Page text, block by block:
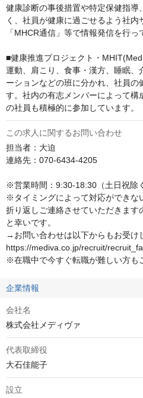
健康診断の事後措置や特定保健指導
く、社員が健康に過ごせるよう社
「MHCR通信」等で情報発信を行っ
■健康推進プロジェクト・
運動、肩こり、食事・漢方、睡眠、
ーションなどの班に分かれ、社員の
す。社内の有志メンバーによって
の社員も積極的に参加しています。
この求人に関するお問い合わせ
担当者：大迫
連絡先：070-6434-4205
※営業時間：9:30-18:30（土日祝除
※タイミングによって対応ができな
折り返しご連絡させていただきます
と幸いです。
→お問い合わせは以下からもお受け
https://mediva.co.jp/recruit/
※在職中で今すぐ転職が難しい方も
企業情報
会社名
株式会社メディヴァ
代表取締役
大石佳能子
設立